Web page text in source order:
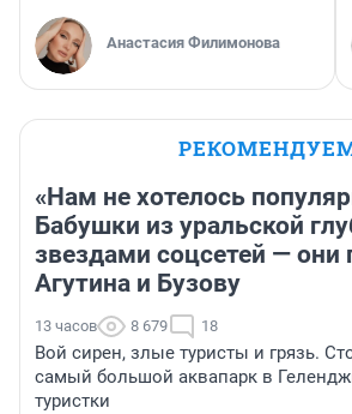
Анастасия Филимонова
«Нам не хотелось
Бабушки из уральской
звездами соцсетей — они
Агутина и Бузову
13 часов 8 679 18
Вой сирен, злые туристы и грязь.
самый большой аквапарк в
туристки